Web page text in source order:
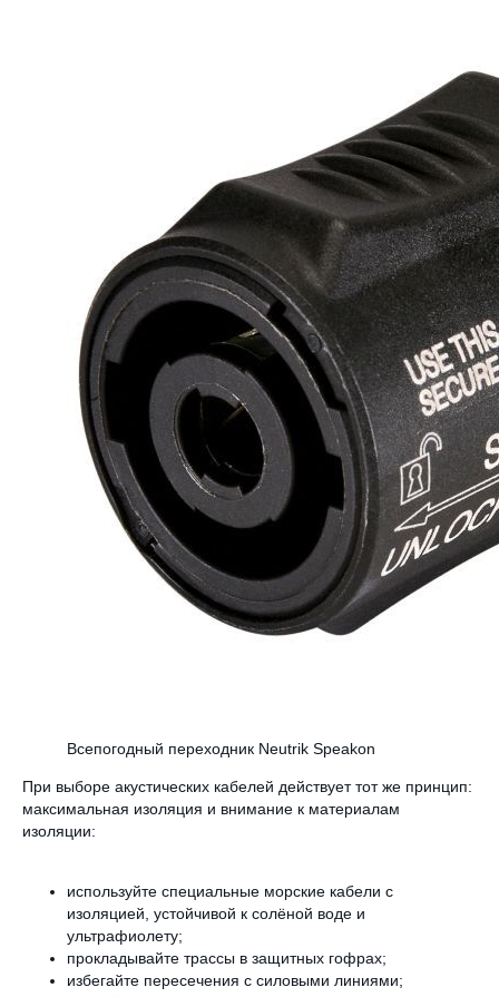
Всепогодный переходник Neutrik Speakon
При выборе акустических кабелей действует тот же принцип:
максимальная изоляция и внимание к материалам
изоляции:
используйте специальные морские кабели с
изоляцией, устойчивой к солёной воде и
ультрафиолету;
прокладывайте трассы в защитных гофрах;
избегайте пересечения с силовыми линиями;
ПОЛНЫЙ ЦИКЛ
РАБОТ ОТ РАСЧЁТА
ДО ЗАПУСКА
АКУСТИЧЕСКИЙ РАСЧЁТ
Проводим акустические и архитектурные
его геометрии, отделки и назначения.
ЗАКАЗАТЬ УСЛУГУ